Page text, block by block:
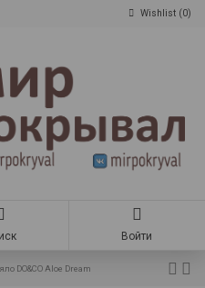
Wishlist (0)
Войти
DO&CO Aloe Dream